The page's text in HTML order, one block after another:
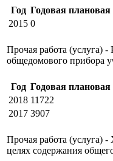
Год Годовая плановая
2015 0
Прочая работа (услуга) -
общедомового прибора
Год Годовая плановая
2018 11722
2017 3907
Прочая работа (услуга) -
целях содержания